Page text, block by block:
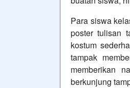
Para siswa
poster tulisan
kostum
tampak
memberikan
berkunjung